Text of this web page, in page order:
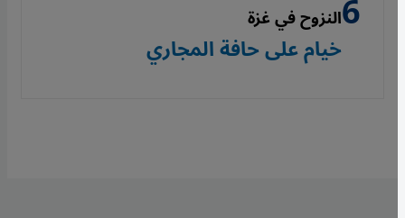
النزوح في غزة
خيام على حافة المجاري